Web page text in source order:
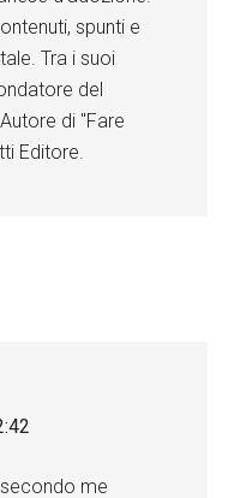
spunti e
Tra i suoi
del
di "Fare
Editore.
me